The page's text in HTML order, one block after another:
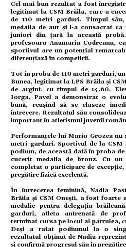
Cel mai bun rezultat a fost
legitimat la CSM Brăila, care a
de 110 metri garduri. Timpul
medalia de aur și l-a consacrat
juniori din țară la această
profesoara Anamaria Codreanu,
sportivul are un potențial
diferențiază în competiții.
Tot în proba de 110 metri garduri,
Bunea, legitimat la LPS Brăila și
de argint, cu timpul de 14.60.
Iorga, Pavel a demonstrat o
bună, reușind să se claseze
întrecere. Rezultatul său
important în atletismul juvenil
Performanțele lui Mario Grozea nu
metri garduri. Sportivul de la
podium, de această dată în proba
cucerit medalia de bronz. Cu
completat o participare de
pregătire fizică excelentă.
În întrecerea feminină, Nadia
Brăila și CSM Onești, a fost foarte
medalie pentru delegația
garduri, atleta antrenată de
terminat cursa pe locul al patrulea,
Deși a ratat podiumul la o
rezultatul obținut de Nadia
și confirmă progresul său în